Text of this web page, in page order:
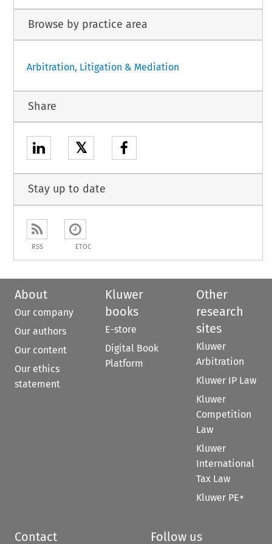
Browse by practice area
Arbitration, Litigation & Mediation
Share
𝕏
Stay up to date
RSS ETOC
About
Our company
Our authors
Our content
Our ethics
statement
Kluwer
books
E-store
Digital Book
Platform
Other
research
sites
Kluwer
Arbitration
Kluwer IP Law
Kluwer
Competition
Law
Kluwer
International
Tax Law
Kluwer PE+
Contact Follow us